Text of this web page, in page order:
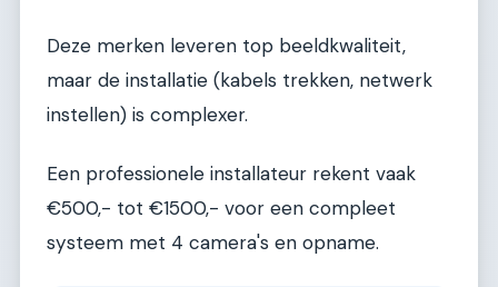
Deze merken leveren top beeldkwaliteit,
maar de installatie (kabels trekken, netwerk
instellen) is complexer.
Een professionele installateur rekent vaak
€500,- tot €1500,- voor een compleet
systeem met 4 camera's en opname.